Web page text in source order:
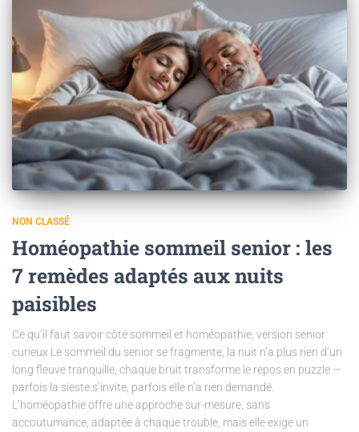
NON CLASSÉ
Homéopathie sommeil senior : les
7 remèdes adaptés aux nuits
paisibles
Ce qu’il faut savoir côté sommeil et homéopathie, version senior
curieux Le sommeil du senior se fragmente, la nuit n’a plus rien d’un
long fleuve tranquille, chaque bruit transforme le repos en puzzle —
parfois la sieste s’invite, parfois elle n’a rien demandé.
L’homéopathie offre une approche sur-mesure, sans
accoutumance, adaptée à chaque trouble, mais elle exige un